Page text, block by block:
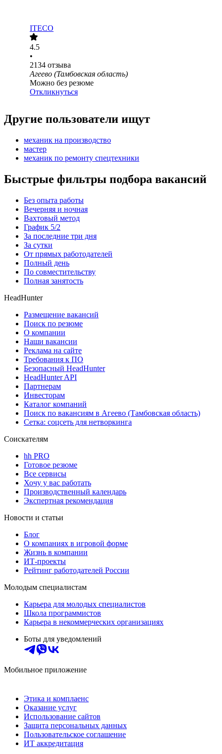
ITECO
4.5
•
2134 отзыва
Агеево (Тамбовская область)
Можно без резюме
Откликнуться
Другие пользователи ищут
механик на производство
мастер
механик по ремонту спецтехники
Быстрые фильтры подбора вакансий
Без опыта работы
Вечерняя и ночная
Вахтовый метод
График 5/2
За последние три дня
За сутки
От прямых работодателей
Полный день
По совместительству
Полная занятость
HeadHunter
Размещение вакансий
Поиск по резюме
О компании
Наши вакансии
Реклама на сайте
Требования к ПО
Безопасный HeadHunter
HeadHunter API
Партнерам
Инвесторам
Каталог компаний
Поиск по вакансиям в Агеево (Тамбовская область)
Сетка: соцсеть для нетворкинга
Соискателям
hh PRO
Готовое резюме
Все сервисы
Хочу у вас работать
Производственный календарь
Экспертная рекомендация
Новости и статьи
Блог
О компаниях в игровой форме
Жизнь в компании
ИТ-проекты
Рейтинг работодателей России
Молодым специалистам
Карьера для молодых специалистов
Школа программистов
Карьера в некоммерческих организациях
Боты для уведомлений
Мобильное приложение
Этика и комплаенс
Оказание услуг
Использование сайтов
Защита персональных данных
Пользовательское соглашение
ИТ аккредитация